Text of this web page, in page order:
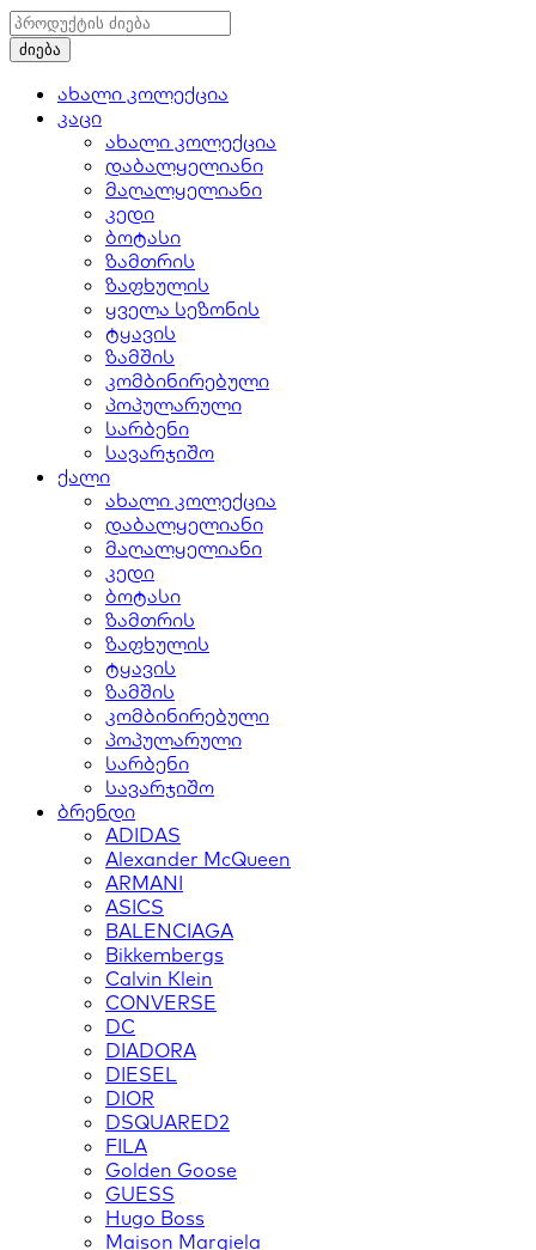
ახალი კოლექცია
კაცი
ახალი კოლექცია
დაბალყელიანი
მაღალყელიანი
კედი
ბოტასი
ზამთრის
ზაფხულის
ყველა სეზონის
ტყავის
ზამშის
კომბინირებული
პოპულარული
სარბენი
სავარჯიშო
ქალი
ახალი კოლექცია
დაბალყელიანი
მაღალყელიანი
კედი
ბოტასი
ზამთრის
ზაფხულის
ტყავის
ზამშის
კომბინირებული
პოპულარული
სარბენი
სავარჯიშო
ბრენდი
ADIDAS
Alexander McQueen
ARMANI
ASICS
BALENCIAGA
Bikkembergs
Calvin Klein
CONVERSE
DC
DIADORA
DIESEL
DIOR
DSQUARED2
FILA
Golden Goose
GUESS
Hugo Boss
Maison Margiela